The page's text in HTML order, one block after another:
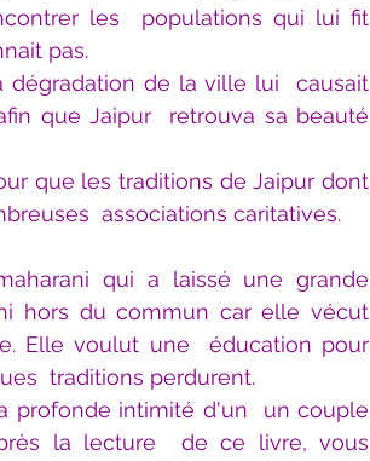
les  populations qui lui fit
pas.
dégradation de la ville lui  causait
que Jaipur  retrouva sa beauté
que les traditions de Jaipur dont
associations caritatives.
qui a laissé une grande
hors du commun car elle vécut
Elle voulut une  éducation pour
traditions perdurent.
profonde intimité d'un  un couple
la lecture  de ce livre, vous